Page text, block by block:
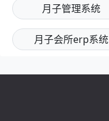
月子管理系统
月子会所erp系统